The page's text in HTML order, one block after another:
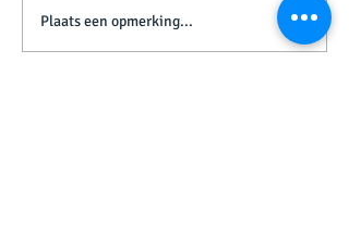
Plaats een opmerking...